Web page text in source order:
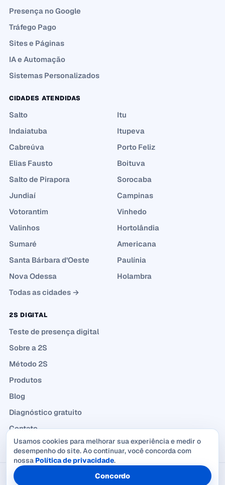
Usamos cookies para melhorar sua experiência e medir o
desempenho do site. Ao continuar, você concorda com
nossa Política de privacidade.
Concordo
Presença no Google
Tráfego Pago
Sites e Páginas
IA e Automação
Sistemas Personalizados
CIDADES ATENDIDAS
Salto
Itu
Indaiatuba
Itupeva
Cabreúva
Porto Feliz
Elias Fausto
Boituva
Salto de Pirapora
Sorocaba
Jundiaí
Campinas
Votorantim
Vinhedo
Valinhos
Hortolândia
Sumaré
Americana
Santa Bárbara d’Oeste
Paulínia
Nova Odessa
Holambra
Todas as cidades →
2S DIGITAL
Teste de presença digital
Sobre a 2S
Método 2S
Produtos
Blog
Diagnóstico gratuito
Contato
Política de Privacidade
© 2026 2S Digital Marketing — CNPJ 57.651.469/0001-08